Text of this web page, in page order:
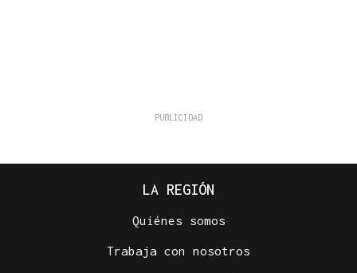
LA REGIÓN
Quiénes somos
Trabaja con nosotros